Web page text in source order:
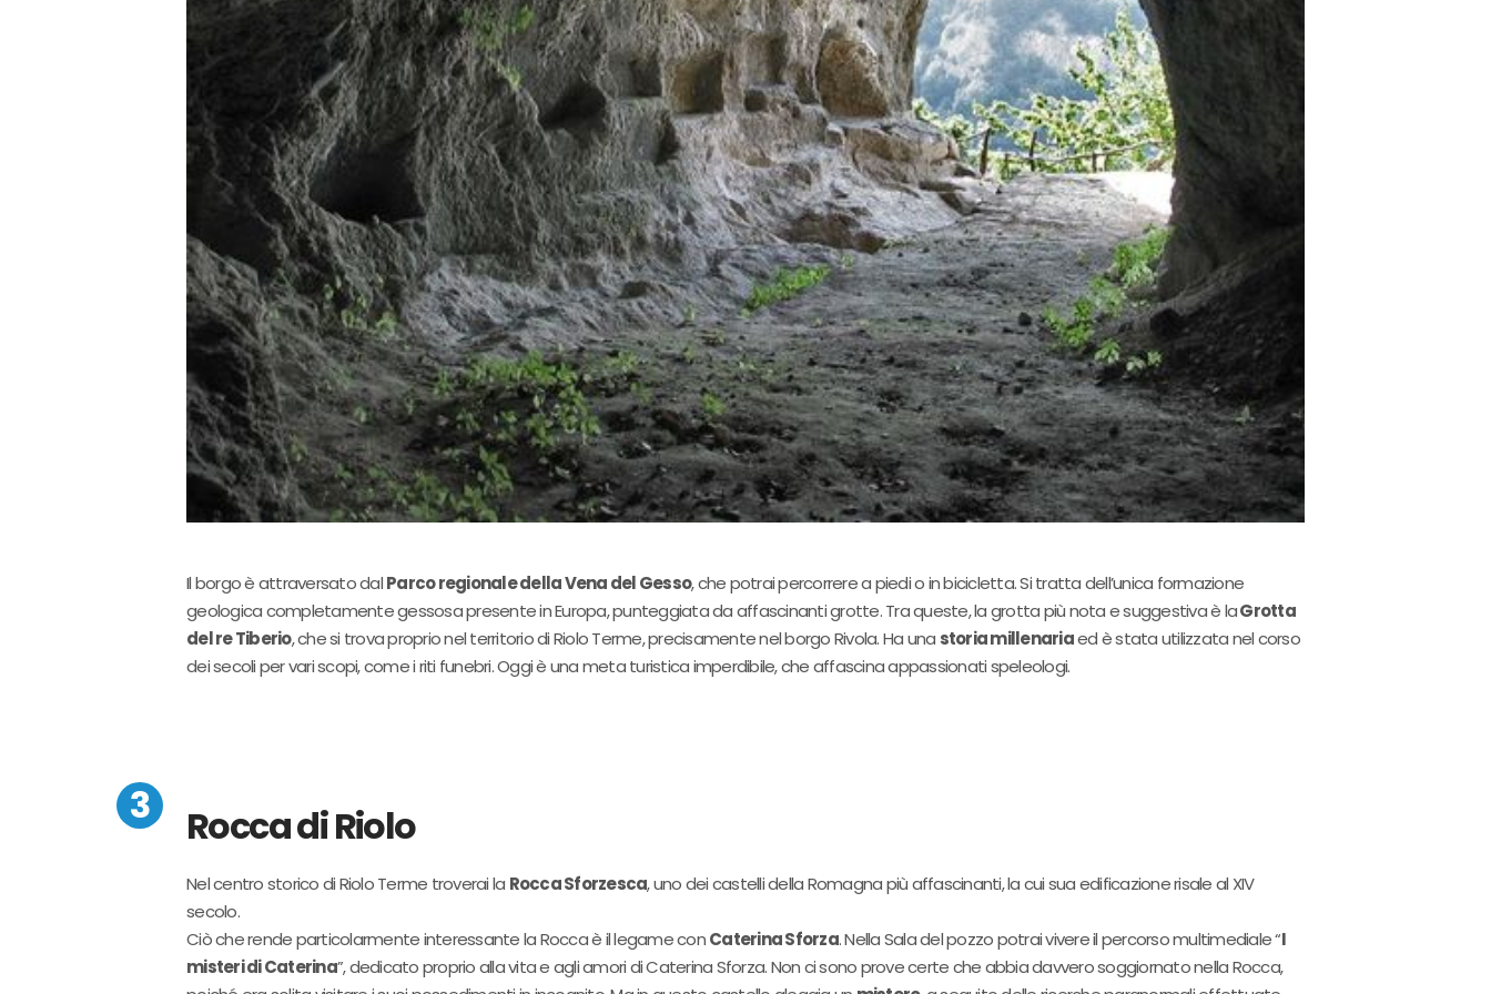
Il borgo è attraversato dalParco regionale della Vena del Gesso, che potrai percorrere a piedi o in bicicletta. Si tratta dell’unica formazione
geologica completamente gessosa presente in Europa, punteggiata da affascinanti grotte. Tra queste, la grotta più nota e suggestiva è laGrotta
del re Tiberio, che si trova proprio nel territorio di Riolo Terme, precisamente nel borgo Rivola. Ha una storia millenariaed è stata utilizzata nel corso
dei secoli per vari scopi, come i riti funebri. Oggi è una meta turistica imperdibile, che affascina appassionati speleologi.
Rocca di Riolo
Nel centro storico di Riolo Terme troverai la Rocca Sforzesca, uno dei castelli della Romagna più affascinanti, la cui sua edificazione risale al XIV
secolo.
Ciò che rende particolarmente interessante la Rocca è il legame conCaterina Sforza. Nella Sala del pozzo potrai vivere il percorso multimediale “I
misteri di Caterina”, dedicato proprio alla vita e agli amori di Caterina Sforza. Non ci sono prove certe che abbia davvero soggiornato nella Rocca,